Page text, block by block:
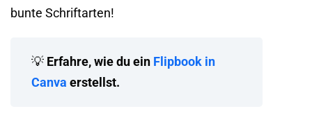
bunte Schriftarten!
💡 Erfahre, wie du ein Flipbook in
Canva erstellst.